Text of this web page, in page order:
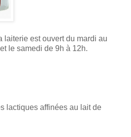
laiterie est ouvert du mardi au
le samedi de 9h à 12h.
lactiques affinées au lait de